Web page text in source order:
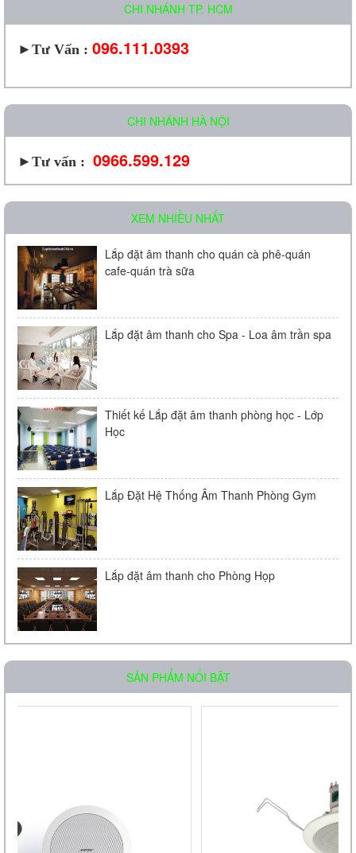
CHI NHÁNH TP. HCM
► Tư Vấn : 096.111.0393
CHI NHÁNH HÀ NỘI
►Tư vấn : 0966.599.129
XEM NHIỀU NHẤT
Lắp đặt âm thanh cho quán cà phê-quán
cafe-quán trà sữa
Lắp đặt âm thanh cho Spa - Loa âm trần spa
Thiết kế Lắp đặt âm thanh phòng học - Lớp
Học
Lắp Đặt Hệ Thống Âm Thanh Phòng Gym
Lắp đặt âm thanh cho Phòng Họp
SẢN PHẨM NỔI BẬT
Loa âm trần OBT-605